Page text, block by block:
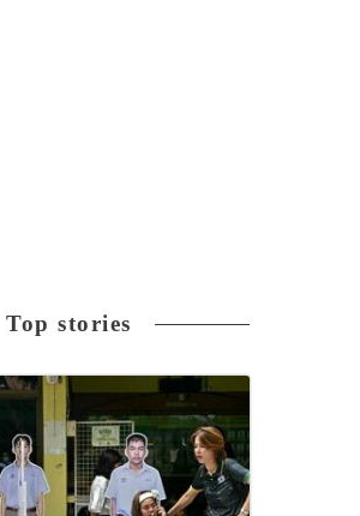
Top stories